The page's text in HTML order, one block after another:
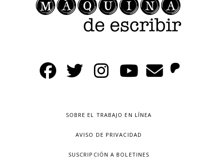
SOBRE EL TRABAJO EN LÍNEA
AVISO DE PRIVACIDAD
SUSCRIPCIÓN A BOLETINES